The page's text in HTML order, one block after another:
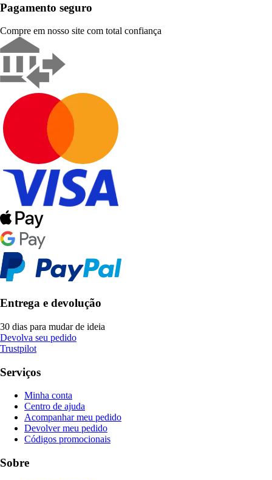
Pagamento seguro
Compre em nosso site com total confiança
Entrega e devolução
30 dias para mudar de ideia
Devolva seu pedido
Trustpilot
Serviços
Minha conta
Centro de ajuda
Acompanhar meu pedido
Devolver meu pedido
Códigos promocionais
Sobre